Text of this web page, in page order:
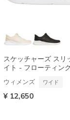
スケッチャーズ スリ
イト - フローティン
ウィメンズ ワイド
¥ 12,650